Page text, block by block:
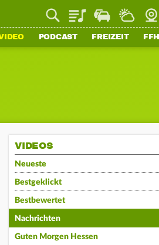
PlaylistStaupilotWetter
PODCAST FREIZEIT
VIDEOS
Neueste
Bestgeklickt
Bestbewertet
Nachrichten
Guten Morgen Hessen